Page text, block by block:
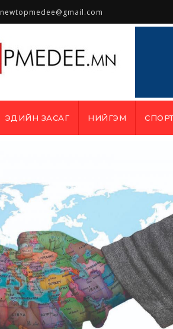
newtopmedee@gmail.com
ЭДИЙН ЗАСАГ НИЙГЭМ